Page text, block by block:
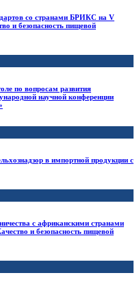
со странами БРИКС на V
и безопасность пищевой
по вопросам развития
научной конференции
в импортной продукции с
с африканскими странами
и безопасность пищевой